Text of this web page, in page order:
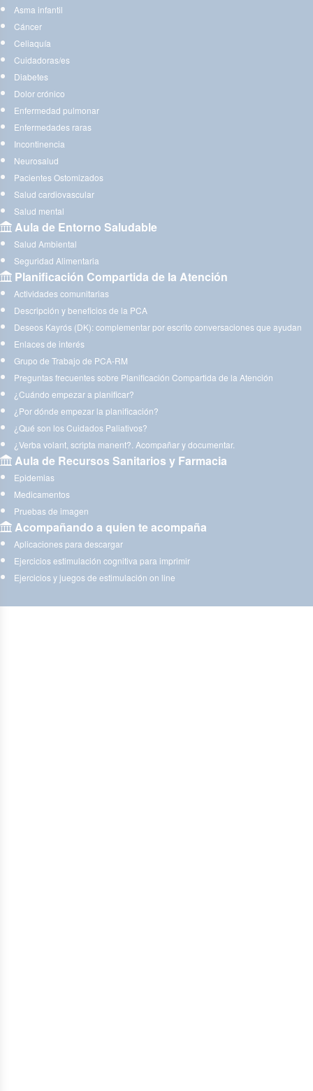
Asma infantil
Cáncer
Celiaquía
Cuidadoras/es
Diabetes
Dolor crónico
Enfermedad pulmonar
Enfermedades raras
Incontinencia
Neurosalud
Pacientes Ostomizados
Salud cardiovascular
Salud mental
Aula de Entorno Saludable
Salud Ambiental
Seguridad Alimentaria
Planificación Compartida de la Atención
Actividades comunitarias
Descripción y beneficios de la PCA
Deseos Kayrós (DK): complementar por escrito conversaciones que ayudan
Enlaces de interés
Grupo de Trabajo de PCA-RM
Preguntas frecuentes sobre Planificación Compartida de la Atención
¿Cuándo empezar a planificar?
¿Por dónde empezar la planificación?
¿Qué son los Cuidados Paliativos?
¿Verba volant, scripta manent?. Acompañar y documentar.
Aula de Recursos Sanitarios y Farmacia
Epidemias
Medicamentos
Pruebas de imagen
Acompañando a quien te acompaña
Aplicaciones para descargar
Ejercicios estimulación cognitiva para imprimir
Ejercicios y juegos de estimulación on line